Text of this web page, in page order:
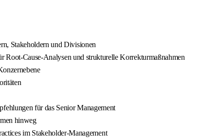
Stakeholdern und Divisionen
Root‑Cause‑Analysen und strukturelle Korrekturmaßnahmen
für das Senior Management
hinweg
im Stakeholder‑Management